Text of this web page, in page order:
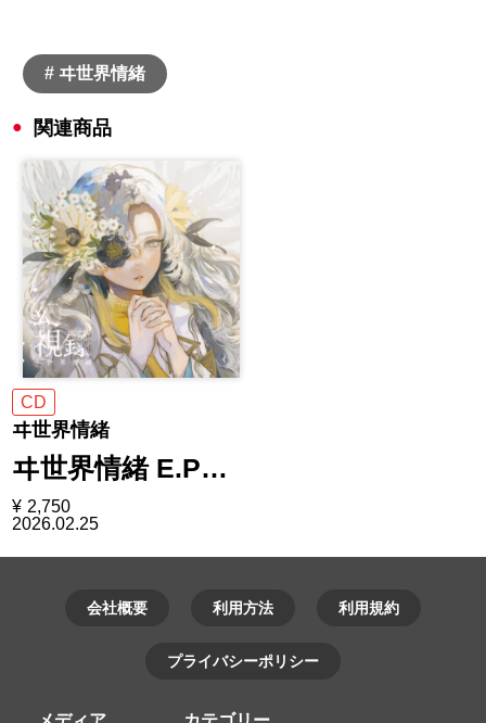
# ヰ世界情緒
関連商品
CD
ヰ世界情緒
ヰ世界情緒 E.P…
¥ 2,750
2026.02.25
会社概要 利用方法 利用規約
プライバシーポリシー